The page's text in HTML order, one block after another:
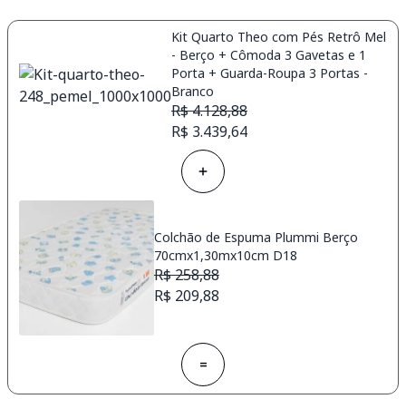
Kit Quarto Theo com Pés Retrô Mel
- Berço + Cômoda 3 Gavetas e 1
Porta + Guarda-Roupa 3 Portas -
Branco
R$ 4.128,88
R$ 3.439,64
Colchão de Espuma Plummi Berço
70cmx1,30mx10cm D18
R$ 258,88
R$ 209,88
=